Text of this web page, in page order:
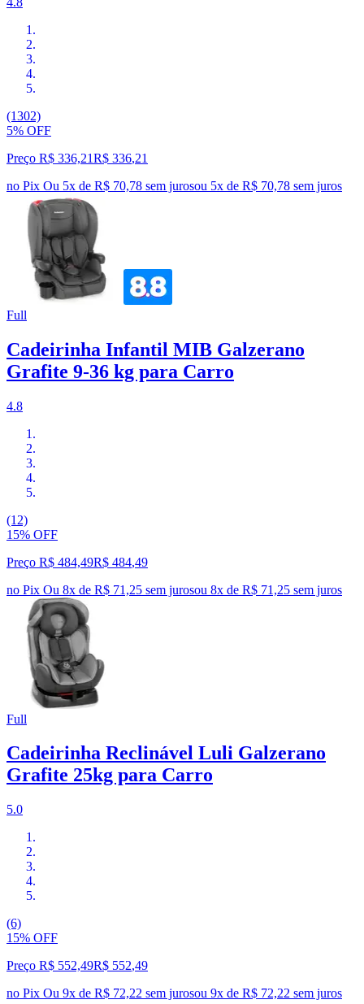
(1302)
5% OFF
Preço R$ 336,21R$ 336,21
no Pix Ou 5x de R$ 70,78 sem jurosou 5x de R$ 70,78 sem juros
Full
Cadeirinha Infantil MIB Galzerano
Grafite 9-36 kg para Carro
4.8
(12)
15% OFF
Preço R$ 484,49R$ 484,49
no Pix Ou 8x de R$ 71,25 sem jurosou 8x de R$ 71,25 sem juros
Full
Cadeirinha Reclinável Luli Galzerano
Grafite 25kg para Carro
5.0
(6)
15% OFF
Preço R$ 552,49R$ 552,49
no Pix Ou 9x de R$ 72,22 sem jurosou 9x de R$ 72,22 sem juros